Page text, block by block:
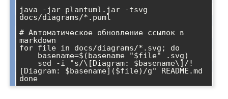
java -jar plantuml.jar -tsvg
docs/diagrams/*.puml
# Автоматическое обновление ссылок в
markdown
for file in docs/diagrams/*.svg; do
[Diagram: $basename]($file)/g" README.md
done